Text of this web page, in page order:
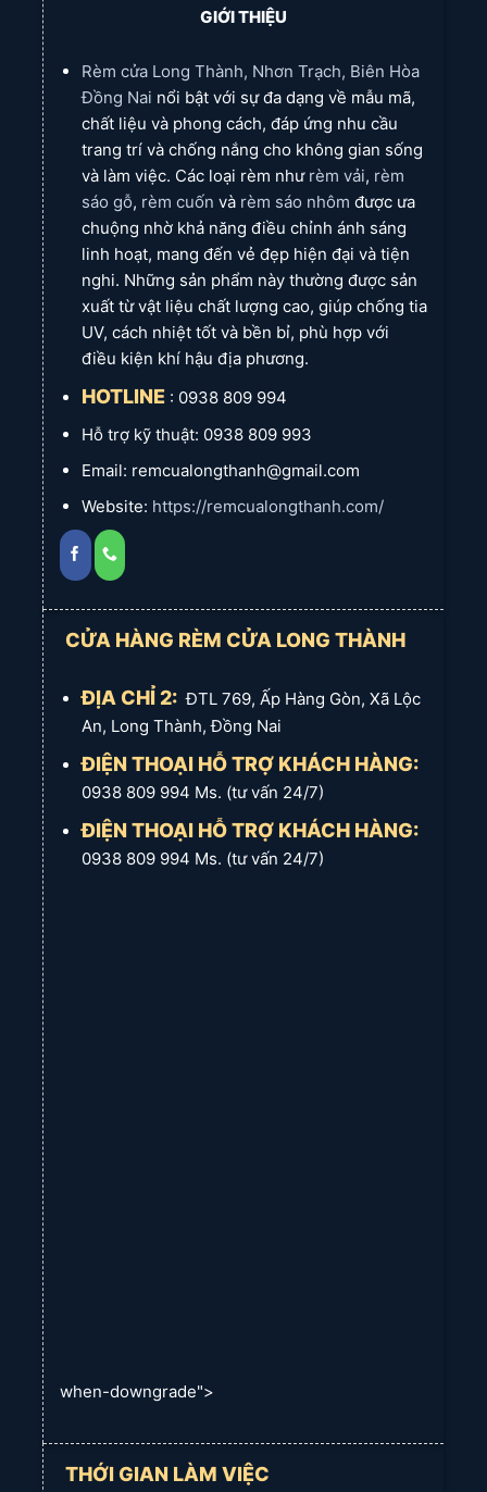
10. Giá
Giá tính trên 1m hoàn thiện
11. Liên
10. Giá
cả:
lạc:
GIỚI THIỆU
Rèm cửa Long Thành, Nhơn Trạch, Biên Hòa
Đồng Nai nổi bật với sự đa dạng về mẫu mã,
chất liệu và phong cách, đáp ứng nhu cầu
trang trí và chống nắng cho không gian sống
và làm việc. Các loại rèm như rèm vải, rèm
sáo gỗ, rèm cuốn và rèm sáo nhôm được ưa
chuộng nhờ khả năng điều chỉnh ánh sáng
linh hoạt, mang đến vẻ đẹp hiện đại và tiện
nghi. Những sản phẩm này thường được sản
xuất từ vật liệu chất lượng cao, giúp chống tia
UV, cách nhiệt tốt và bền bỉ, phù hợp với
điều kiện khí hậu địa phương.
HOTLINE: 0938 809 994
Hỗ trợ kỹ thuật: 0938 809 993
Email: remcualongthanh@gmail.com
Website: https://remcualongthanh.com/
CỬA HÀNG RÈM CỬA LONG THÀNH
ĐỊA CHỈ 2: ĐTL 769, Ấp Hàng Gòn, Xã Lộc
An, Long Thành, Đồng Nai
ĐIỆN THOẠI HỖ TRỢ KHÁCH HÀNG:
0938 809 994 Ms. (tư vấn 24/7)
ĐIỆN THOẠI HỖ TRỢ KHÁCH HÀNG:
0938 809 994 Ms. (tư vấn 24/7)
when-downgrade">
THỚI GIAN LÀM VIỆC